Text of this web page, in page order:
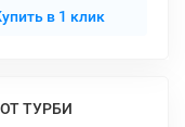
в 1 клик
ТУРБИ